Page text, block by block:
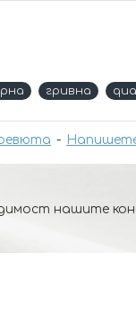
-
гривна
нашите